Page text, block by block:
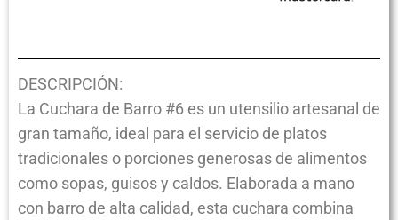
DESCRIPCIÓN:
La Cuchara de Barro #6 es un utensilio artesanal de
gran tamaño, ideal para el servicio de platos
tradicionales o porciones generosas de alimentos
como sopas, guisos y caldos. Elaborada a mano
con barro de alta calidad, esta cuchara combina